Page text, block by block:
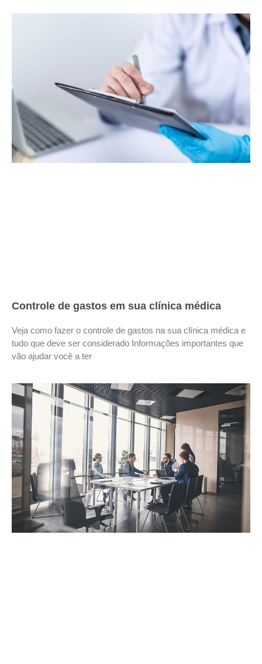
Controle de gastos em sua clínica médica
Veja como fazer o controle de gastos na sua clínica médica e
tudo que deve ser considerado Informações importantes que
vão ajudar você a ter